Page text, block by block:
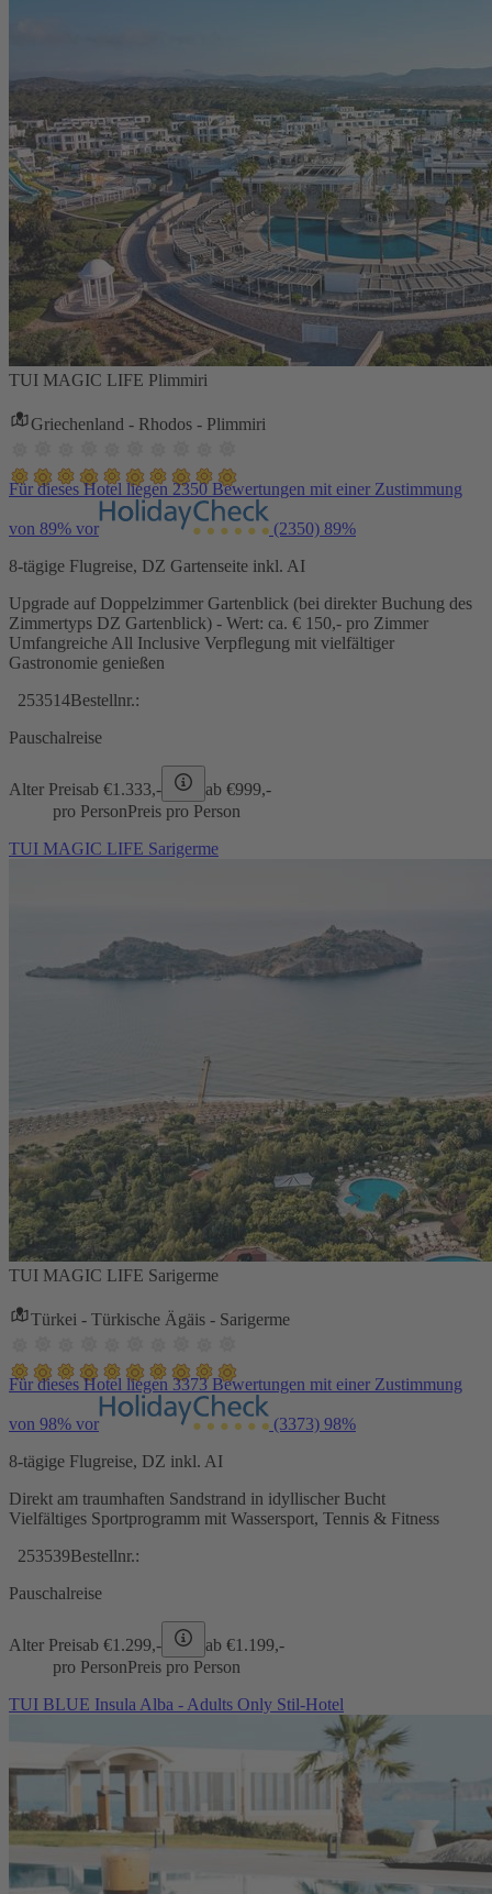
TUI MAGIC LIFE Plimmiri
Griechenland - Rhodos - Plimmiri
Für dieses Hotel liegen 2350 Bewertungen mit einer Zustimmung
von 89% vor (2350) 89%
8-tägige Flugreise, DZ Gartenseite inkl. AI
Upgrade auf Doppelzimmer Gartenblick (bei direkter Buchung des
Zimmertyps DZ Gartenblick) - Wert: ca. € 150,- pro Zimmer
Umfangreiche All Inclusive Verpflegung mit vielfältiger
Gastronomie genießen
253514Bestellnr.:
Pauschalreise
Alter Preisab €1.333,- ab €999,-
pro PersonPreis pro Person
TUI MAGIC LIFE Sarigerme
TUI MAGIC LIFE Sarigerme
Türkei - Türkische Ägäis - Sarigerme
Für dieses Hotel liegen 3373 Bewertungen mit einer Zustimmung
von 98% vor (3373) 98%
8-tägige Flugreise, DZ inkl. AI
Direkt am traumhaften Sandstrand in idyllischer Bucht
Vielfältiges Sportprogramm mit Wassersport, Tennis & Fitness
253539Bestellnr.:
Pauschalreise
Alter Preisab €1.299,- ab €1.199,-
pro PersonPreis pro Person
TUI BLUE Insula Alba - Adults Only Stil-Hotel